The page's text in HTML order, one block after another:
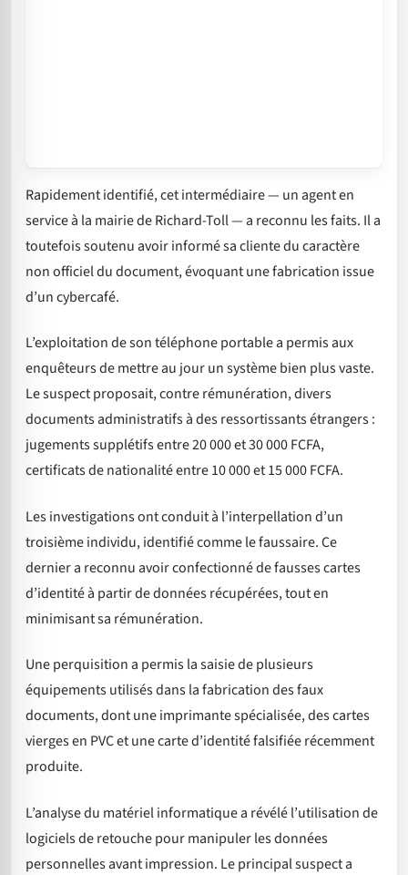
Rapidement identifié, cet intermédiaire — un agent en
service à la mairie de Richard-Toll — a reconnu les faits. Il a
toutefois soutenu avoir informé sa cliente du caractère
non officiel du document, évoquant une fabrication issue
d’un cybercafé.
L’exploitation de son téléphone portable a permis aux
enquêteurs de mettre au jour un système bien plus vaste.
Le suspect proposait, contre rémunération, divers
documents administratifs à des ressortissants étrangers :
jugements supplétifs entre 20 000 et 30 000 FCFA,
certificats de nationalité entre 10 000 et 15 000 FCFA.
Les investigations ont conduit à l’interpellation d’un
troisième individu, identifié comme le faussaire. Ce
dernier a reconnu avoir confectionné de fausses cartes
d’identité à partir de données récupérées, tout en
minimisant sa rémunération.
Une perquisition a permis la saisie de plusieurs
équipements utilisés dans la fabrication des faux
documents, dont une imprimante spécialisée, des cartes
vierges en PVC et une carte d’identité falsifiée récemment
produite.
L’analyse du matériel informatique a révélé l’utilisation de
logiciels de retouche pour manipuler les données
personnelles avant impression. Le principal suspect a